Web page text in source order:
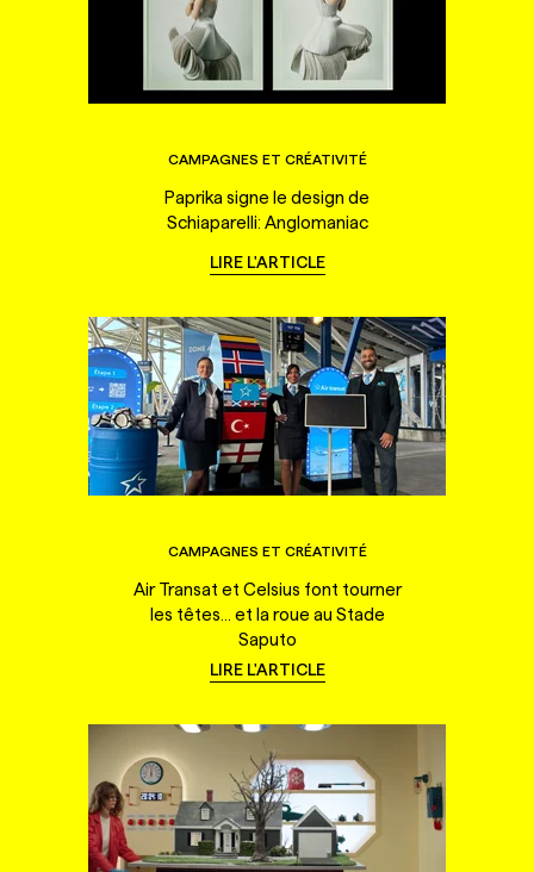
CAMPAGNES ET CRÉATIVITÉ
Paprika signe le design de
Schiaparelli: Anglomaniac
LIRE L'ARTICLE
CAMPAGNES ET CRÉATIVITÉ
Air Transat et Celsius font tourner
les têtes... et la roue au Stade
Saputo
LIRE L'ARTICLE